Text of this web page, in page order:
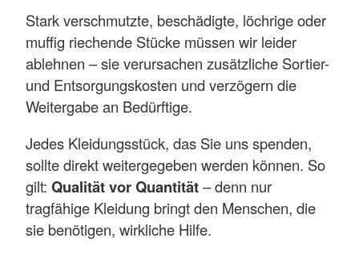
Stark verschmutzte, beschädigte, löchrige oder
muffig riechende Stücke müssen wir leider
ablehnen – sie verursachen zusätzliche Sortier-
und Entsorgungskosten und verzögern die
Weitergabe an Bedürftige.
Jedes Kleidungsstück, das Sie uns spenden,
sollte direkt weitergegeben werden können. So
gilt: Qualität vor Quantität– denn nur
tragfähige Kleidung bringt den Menschen, die
sie benötigen, wirkliche Hilfe.